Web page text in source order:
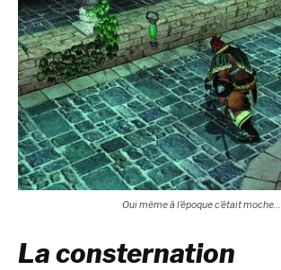
Oui même à l’époque c’était moche…
La consternation